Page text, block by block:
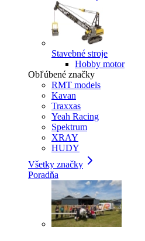
Stavebné stroje
Hobby motor
Obľúbené značky
RMT models
Kavan
Traxxas
Yeah Racing
Spektrum
XRAY
HUDY
Všetky značky
Poradňa